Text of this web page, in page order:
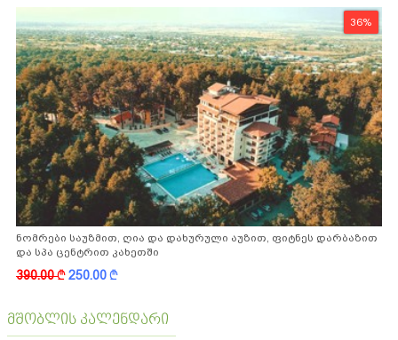
36%
ნომრები საუზმით, ღია და დახურული აუზით, ფიტნეს დარბაზით
და სპა ცენტრით კახეთში
390.00k250.00k
მშობლის კალენდარი